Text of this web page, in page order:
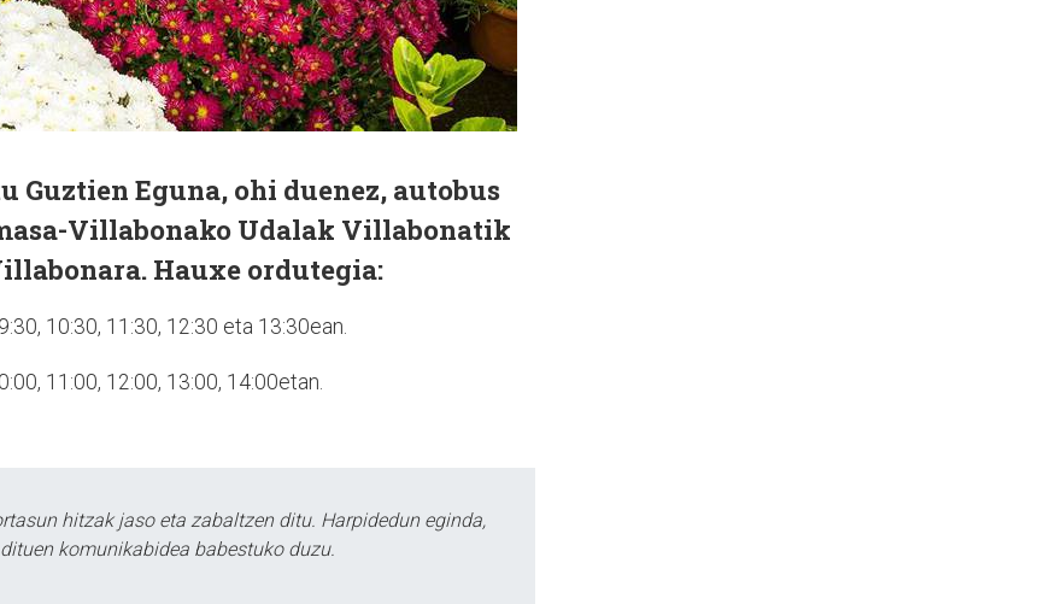
Guztien Eguna, ohi duenez, autobus
Villabonako Udalak Villabonatik
Hauxe ordutegia:
10:30, 11:30, 12:30 eta 13:30ean.
11:00, 12:00, 13:00, 14:00etan.
hitzak jaso eta zabaltzen ditu. Harpidedun eginda,
komunikabidea babestuko duzu.